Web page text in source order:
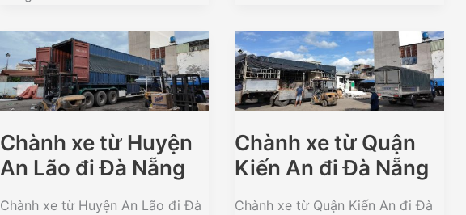
Chành xe từ Huyện
An Lão đi Đà Nẵng
Chành xe từ Huyện An Lão đi Đà
Chành xe từ Quận
Kiến An đi Đà Nẵng
Chành xe từ Quận Kiến An đi Đà